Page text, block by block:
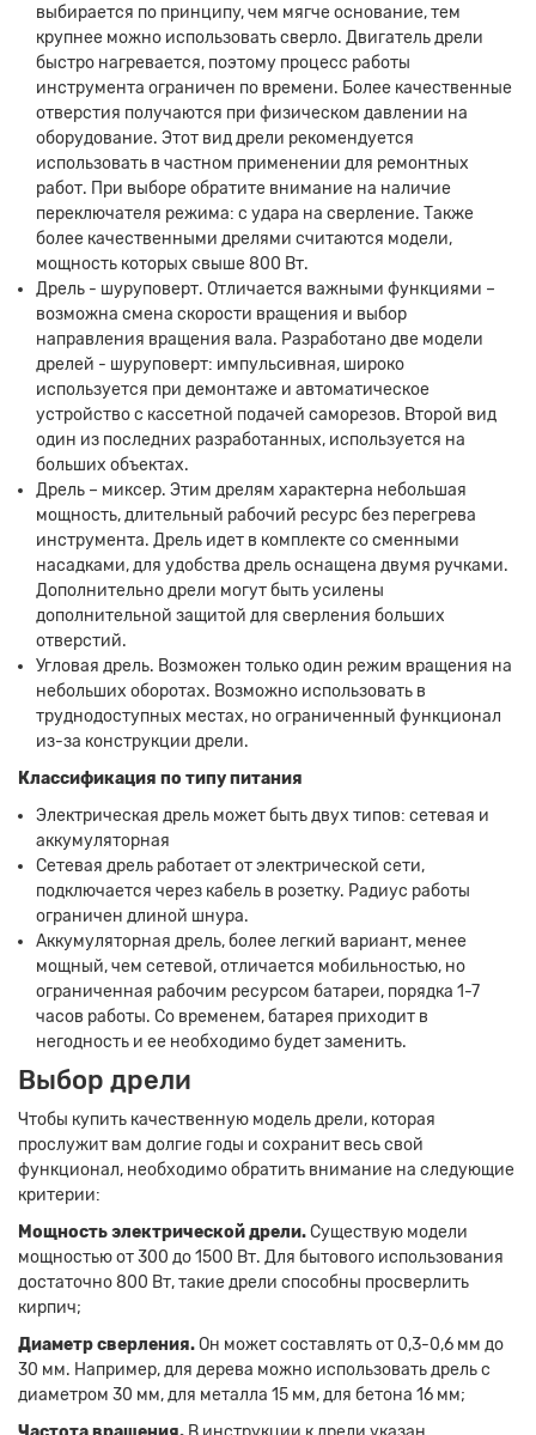
выбирается по принципу, чем мягче основание, тем
крупнее можно использовать сверло. Двигатель дрели
быстро нагревается, поэтому процесс работы
инструмента ограничен по времени. Более качественные
отверстия получаются при физическом давлении на
оборудование. Этот вид дрели рекомендуется
использовать в частном применении для ремонтных
работ. При выборе обратите внимание на наличие
переключателя режима: с удара на сверление. Также
более качественными дрелями считаются модели,
мощность которых свыше 800 Вт.
Дрель - шуруповерт. Отличается важными функциями –
возможна смена скорости вращения и выбор
направления вращения вала. Разработано две модели
дрелей - шуруповерт: импульсивная, широко
используется при демонтаже и автоматическое
устройство с кассетной подачей саморезов. Второй вид
один из последних разработанных, используется на
больших объектах.
Дрель – миксер. Этим дрелям характерна небольшая
мощность, длительный рабочий ресурс без перегрева
инструмента. Дрель идет в комплекте со сменными
насадками, для удобства дрель оснащена двумя ручками.
Дополнительно дрели могут быть усилены
дополнительной защитой для сверления больших
отверстий.
Угловая дрель. Возможен только один режим вращения на
небольших оборотах. Возможно использовать в
труднодоступных местах, но ограниченный функционал
из-за конструкции дрели.
Классификация по типу питания
Электрическая дрель может быть двух типов: сетевая и
аккумуляторная
Сетевая дрель работает от электрической сети,
подключается через кабель в розетку. Радиус работы
ограничен длиной шнура.
Аккумуляторная дрель, более легкий вариант, менее
мощный, чем сетевой, отличается мобильностью, но
ограниченная рабочим ресурсом батареи, порядка 1-7
часов работы. Со временем, батарея приходит в
негодность и ее необходимо будет заменить.
Выбор дрели
Чтобы купить качественную модель дрели, которая
прослужит вам долгие годы и сохранит весь свой
функционал, необходимо обратить внимание на следующие
критерии:
Мощность электрической дрели.Существую модели
мощностью от 300 до 1500 Вт. Для бытового использования
достаточно 800 Вт, такие дрели способны просверлить
кирпич;
Диаметр сверления.Он может составлять от 0,3-0,6 мм до
30 мм. Например, для дерева можно использовать дрель с
диаметром 30 мм, для металла 15 мм, для бетона 16 мм;
Заявка на расчет